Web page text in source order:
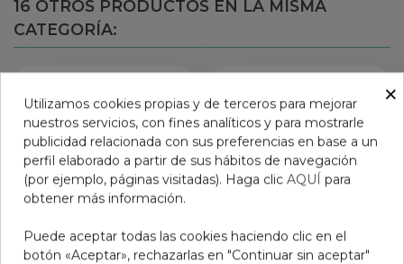
16 OTROS PRODUCTOS EN LA MISMA
CATEGORÍA:
×
Utilizamos cookies propias y de terceros para mejorar
nuestros servicios, con fines analíticos y para mostrarle
publicidad relacionada con sus preferencias en base a un
perfil elaborado a partir de sus hábitos de navegación
(por ejemplo, páginas visitadas). Haga clic AQUÍ para
obtener más información.
Puede aceptar todas las cookies haciendo clic en el
botón «Aceptar», rechazarlas en "Continuar sin aceptar"